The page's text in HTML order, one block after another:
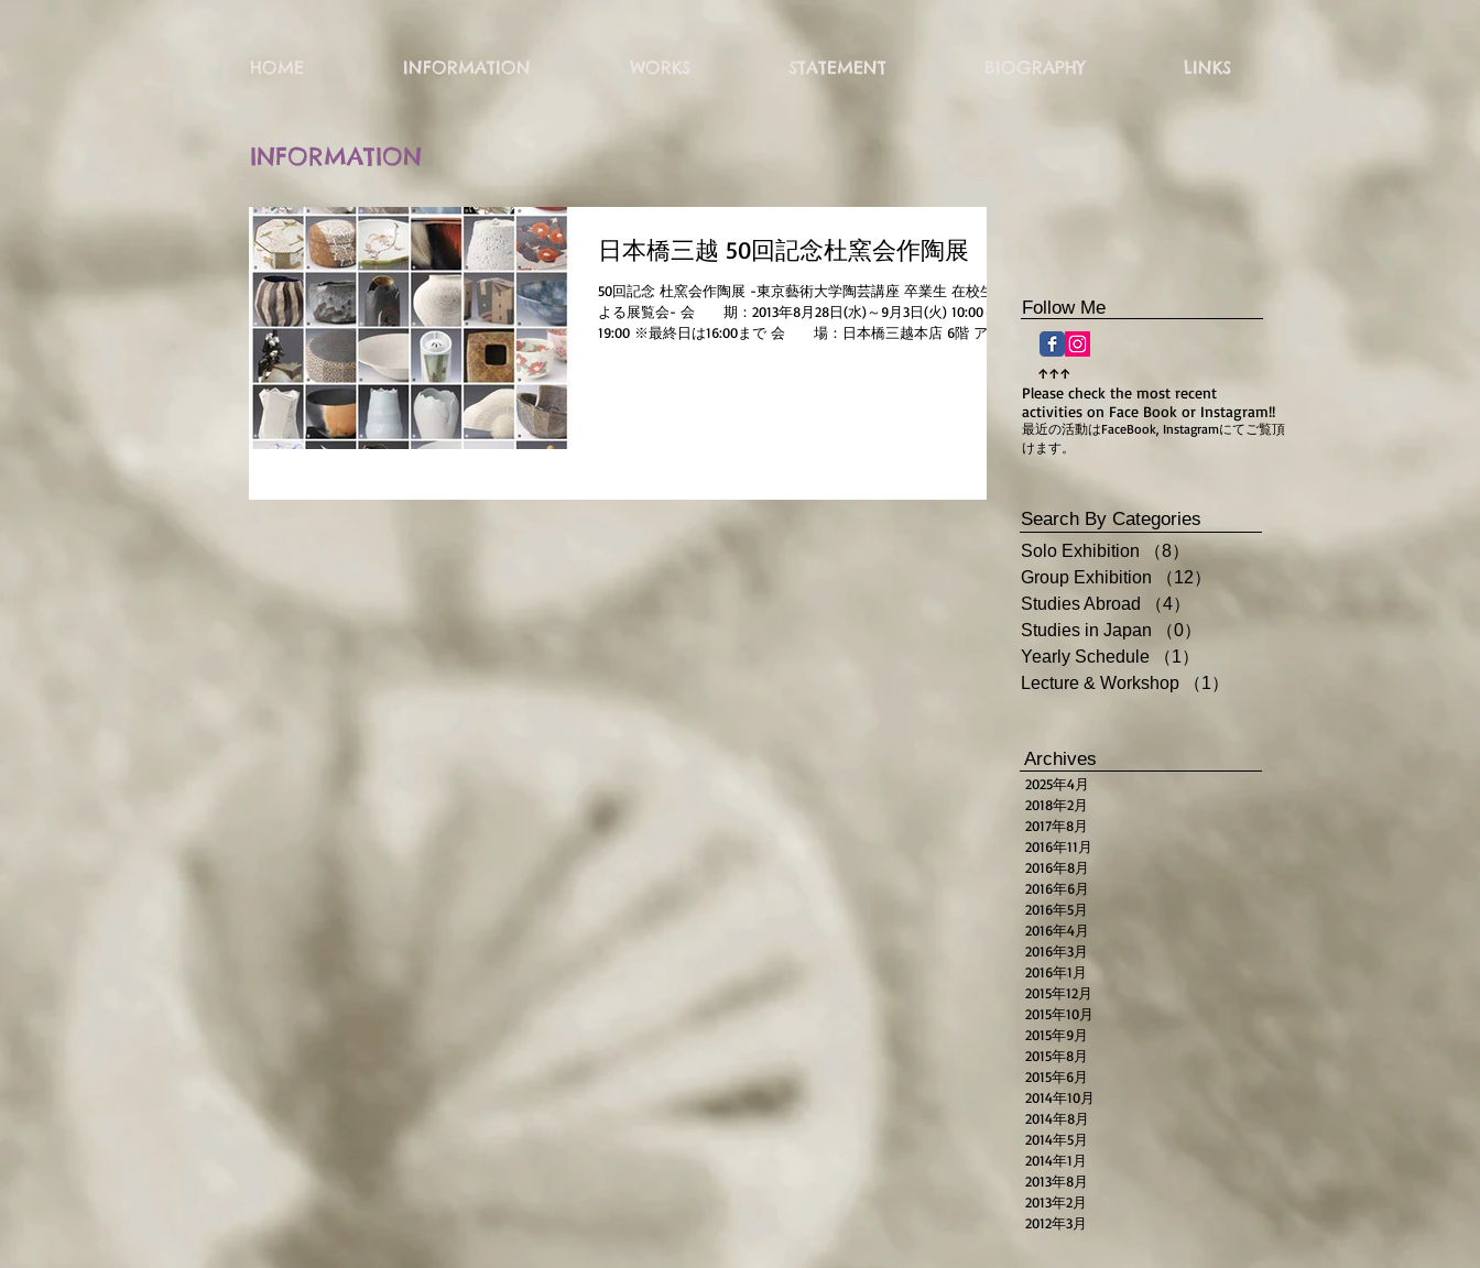
HOME INFORMATION WORKS STATEMENT BIOGRAPHY LINKS
INFORMATION
日本橋三越 50回記念杜窯会作陶展
50回記念 杜窯会作陶展 -東京藝術大学陶芸講座 卒業生 在校生に
よる展覧会- 会 期：2013年8月28日(水)～9月3日(火) 10:00～
19:00 ※最終日は16:00まで 会 場：日本橋三越本店 6階 アー
Follow Me
↑↑↑
Please check the most recent
activities on Face Book or Instagram!!
最近の活動はFaceBook, Instagramにてご覧頂
けます。
Search By Categories
Solo Exhibition （8）
Group Exhibition
（12）
Studies Abroad
（4）
Studies in Japan
（0）
Yearly Schedule
（1）
Lecture & Workshop
（1）
2025年4月
2018年2月
2017年8月
2016年11月
2016年8月
2016年6月
2016年5月
2016年4月
2016年3月
2016年1月
2015年12月
2015年10月
2015年9月
2015年8月
2015年6月
2014年10月
2014年8月
2014年5月
2014年1月
2013年8月
2013年2月
2012年3月
Archives